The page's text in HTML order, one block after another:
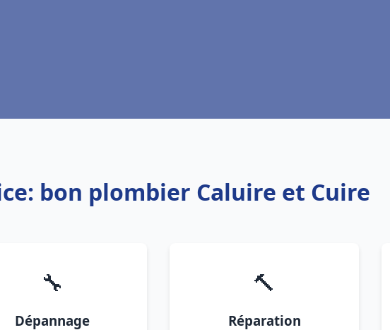
bon plombier Caluire et Cuire
🔧
Dépannage
🔨
Réparation